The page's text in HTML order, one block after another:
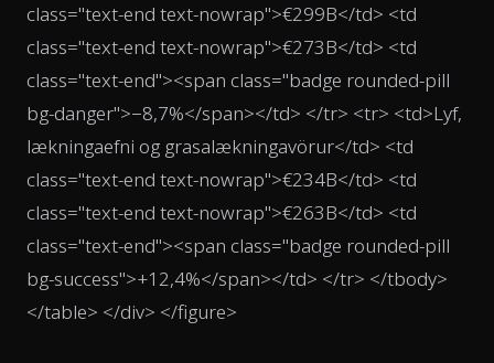
class="text-end text-nowrap">€299B</td> <td
class="text-end text-nowrap">€273B</td> <td
class="text-end"><span class="badge rounded-pill
bg-danger">−8,7%</span></td> </tr> <tr> <td>Lyf,
lækningaefni og grasalækningavörur</td> <td
class="text-end text-nowrap">€234B</td> <td
class="text-end text-nowrap">€263B</td> <td
class="text-end"><span class="badge rounded-pill
bg-success">+12,4%</span></td> </tr> </tbody>
</table> </div> </figure>